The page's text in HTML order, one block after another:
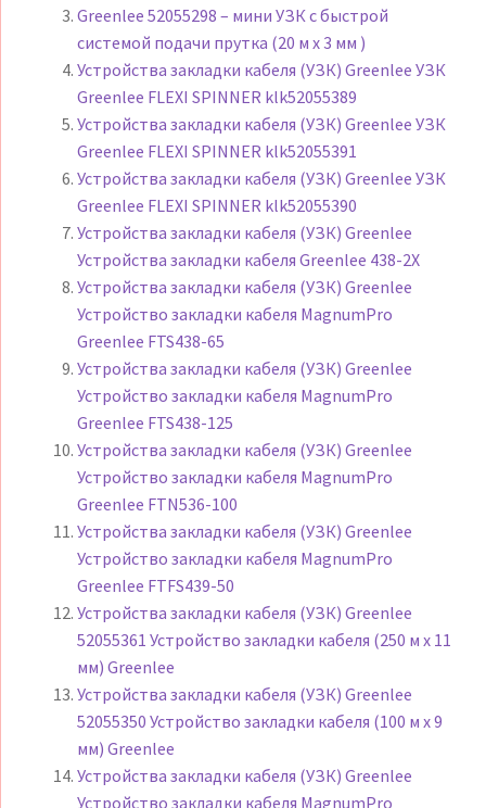
Greenlee 52055298 – мини УЗК с быстрой
системой подачи прутка (20 м х 3 мм )
Устройства закладки кабеля (УЗК) Greenlee УЗК
Greenlee FLEXI SPINNER klk52055389
Устройства закладки кабеля (УЗК) Greenlee УЗК
Greenlee FLEXI SPINNER klk52055391
Устройства закладки кабеля (УЗК) Greenlee УЗК
Greenlee FLEXI SPINNER klk52055390
Устройства закладки кабеля (УЗК) Greenlee
Устройства закладки кабеля Greenlee 438-2X
Устройства закладки кабеля (УЗК) Greenlee
Устройство закладки кабеля MagnumPro
Greenlee FTS438-65
Устройства закладки кабеля (УЗК) Greenlee
Устройство закладки кабеля MagnumPro
Greenlee FTS438-125
Устройства закладки кабеля (УЗК) Greenlee
Устройство закладки кабеля MagnumPro
Greenlee FTN536-100
Устройства закладки кабеля (УЗК) Greenlee
Устройство закладки кабеля MagnumPro
Greenlee FTFS439-50
Устройства закладки кабеля (УЗК) Greenlee
52055361 Устройство закладки кабеля (250 м х 11
мм) Greenlee
Устройства закладки кабеля (УЗК) Greenlee
52055350 Устройство закладки кабеля (100 м х 9
мм) Greenlee
Устройства закладки кабеля (УЗК) Greenlee
Устройство закладки кабеля MagnumPro